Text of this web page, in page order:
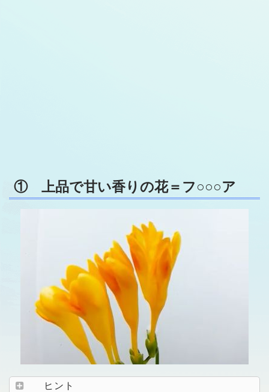
① 上品で甘い香りの花＝フ○○○ア
ヒント